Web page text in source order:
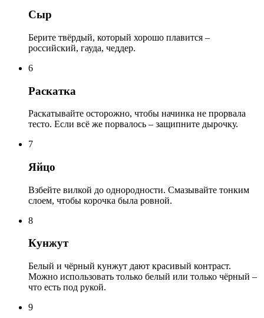
Сыр
Берите твёрдый, который хорошо плавится –
российский, гауда, чеддер.
6
Раскатка
Раскатывайте осторожно, чтобы начинка не прорвала
тесто. Если всё же порвалось – защипните дырочку.
7
Яйцо
Взбейте вилкой до однородности. Смазывайте тонким
слоем, чтобы корочка была ровной.
8
Кунжут
Белый и чёрный кунжут дают красивый контраст.
Можно использовать только белый или только чёрный –
что есть под рукой.
9